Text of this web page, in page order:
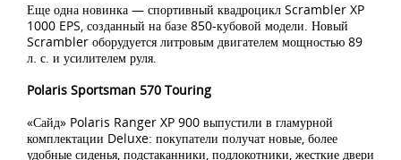
Еще одна новинка — спортивный квадроцикл Scrambler XP
1000 EPS, созданный на базе 850-кубовой модели. Новый
Scrambler оборудуется литровым двигателем мощностью 89
л. с. и усилителем руля.
Polaris Sportsman 570 Touring
«Сайд» Polaris Ranger XP 900 выпустили в гламурной
комплектации Deluxe: покупатели получат новые, более
удобные сиденья, подстаканники, подлокотники, жесткие двери